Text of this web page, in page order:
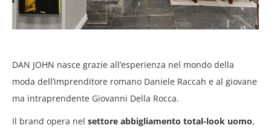
DAN JOHN nasce grazie all’esperienza nel mondo della
moda dell’imprenditore romano Daniele Raccah e al giovane
ma intraprendente Giovanni Della Rocca.
Il brand opera nel settore abbigliamento total-look uomo,